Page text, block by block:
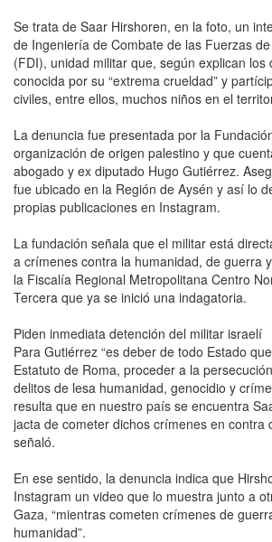
Se trata de Saar Hirshoren, en la foto, un
de Ingeniería de Combate de las Fuerzas
(FDI), unidad militar que, según explican los
conocida por su “extrema crueldad” y
civiles, entre ellos, muchos niños en el
La denuncia fue presentada por la
organización de origen palestino y que
abogado y ex diputado Hugo Gutiérrez.
fue ubicado en la Región de Aysén y así lo
propias publicaciones en Instagram.
La fundación señala que el militar está
a crímenes contra la humanidad, de guerra
la Fiscalía Regional Metropolitana Centro
Tercera que ya se inició una indagatoria.
Piden inmediata detención del militar israelí
Para Gutiérrez “es deber de todo Estado
Estatuto de Roma, proceder a la
delitos de lesa humanidad, genocidio y
resulta que en nuestro país se encuentra
jacta de cometer dichos crímenes en contra
señaló.
En ese sentido, la denuncia indica que
Instagram un video que lo muestra junto a
Gaza, “mientras cometen crímenes de
humanidad”.